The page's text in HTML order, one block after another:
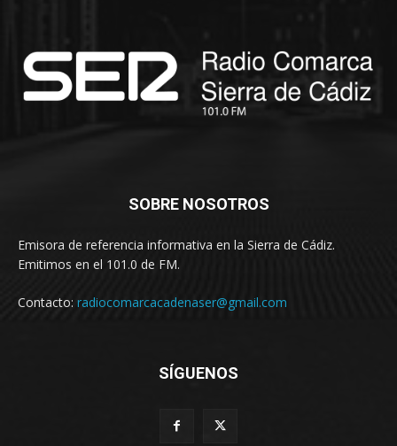
SOBRE NOSOTROS
Emisora de referencia informativa en la Sierra de Cádiz.
Emitimos en el 101.0 de FM.
Contacto: radiocomarcacadenaser@gmail.com
SÍGUENOS